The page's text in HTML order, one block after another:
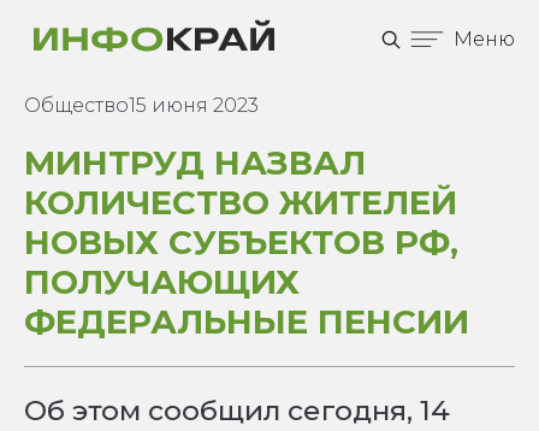
Меню
Общество15 июня 2023
МИНТРУД НАЗВАЛ
КОЛИЧЕСТВО ЖИТЕЛЕЙ
НОВЫХ СУБЪЕКТОВ РФ,
ПОЛУЧАЮЩИХ
ФЕДЕРАЛЬНЫЕ ПЕНСИИ
Об этом сообщил сегодня, 14